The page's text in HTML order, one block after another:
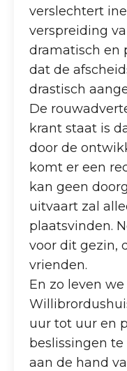
verslechtert
verspreiding
dramatisch en
dat de
drastisch
De
krant staat is
door de
komt er een
kan geen
uitvaart zal
plaatsvinden.
voor dit gezin,
vrienden.
En zo leven
uur tot uur en
beslissingen
aan de hand